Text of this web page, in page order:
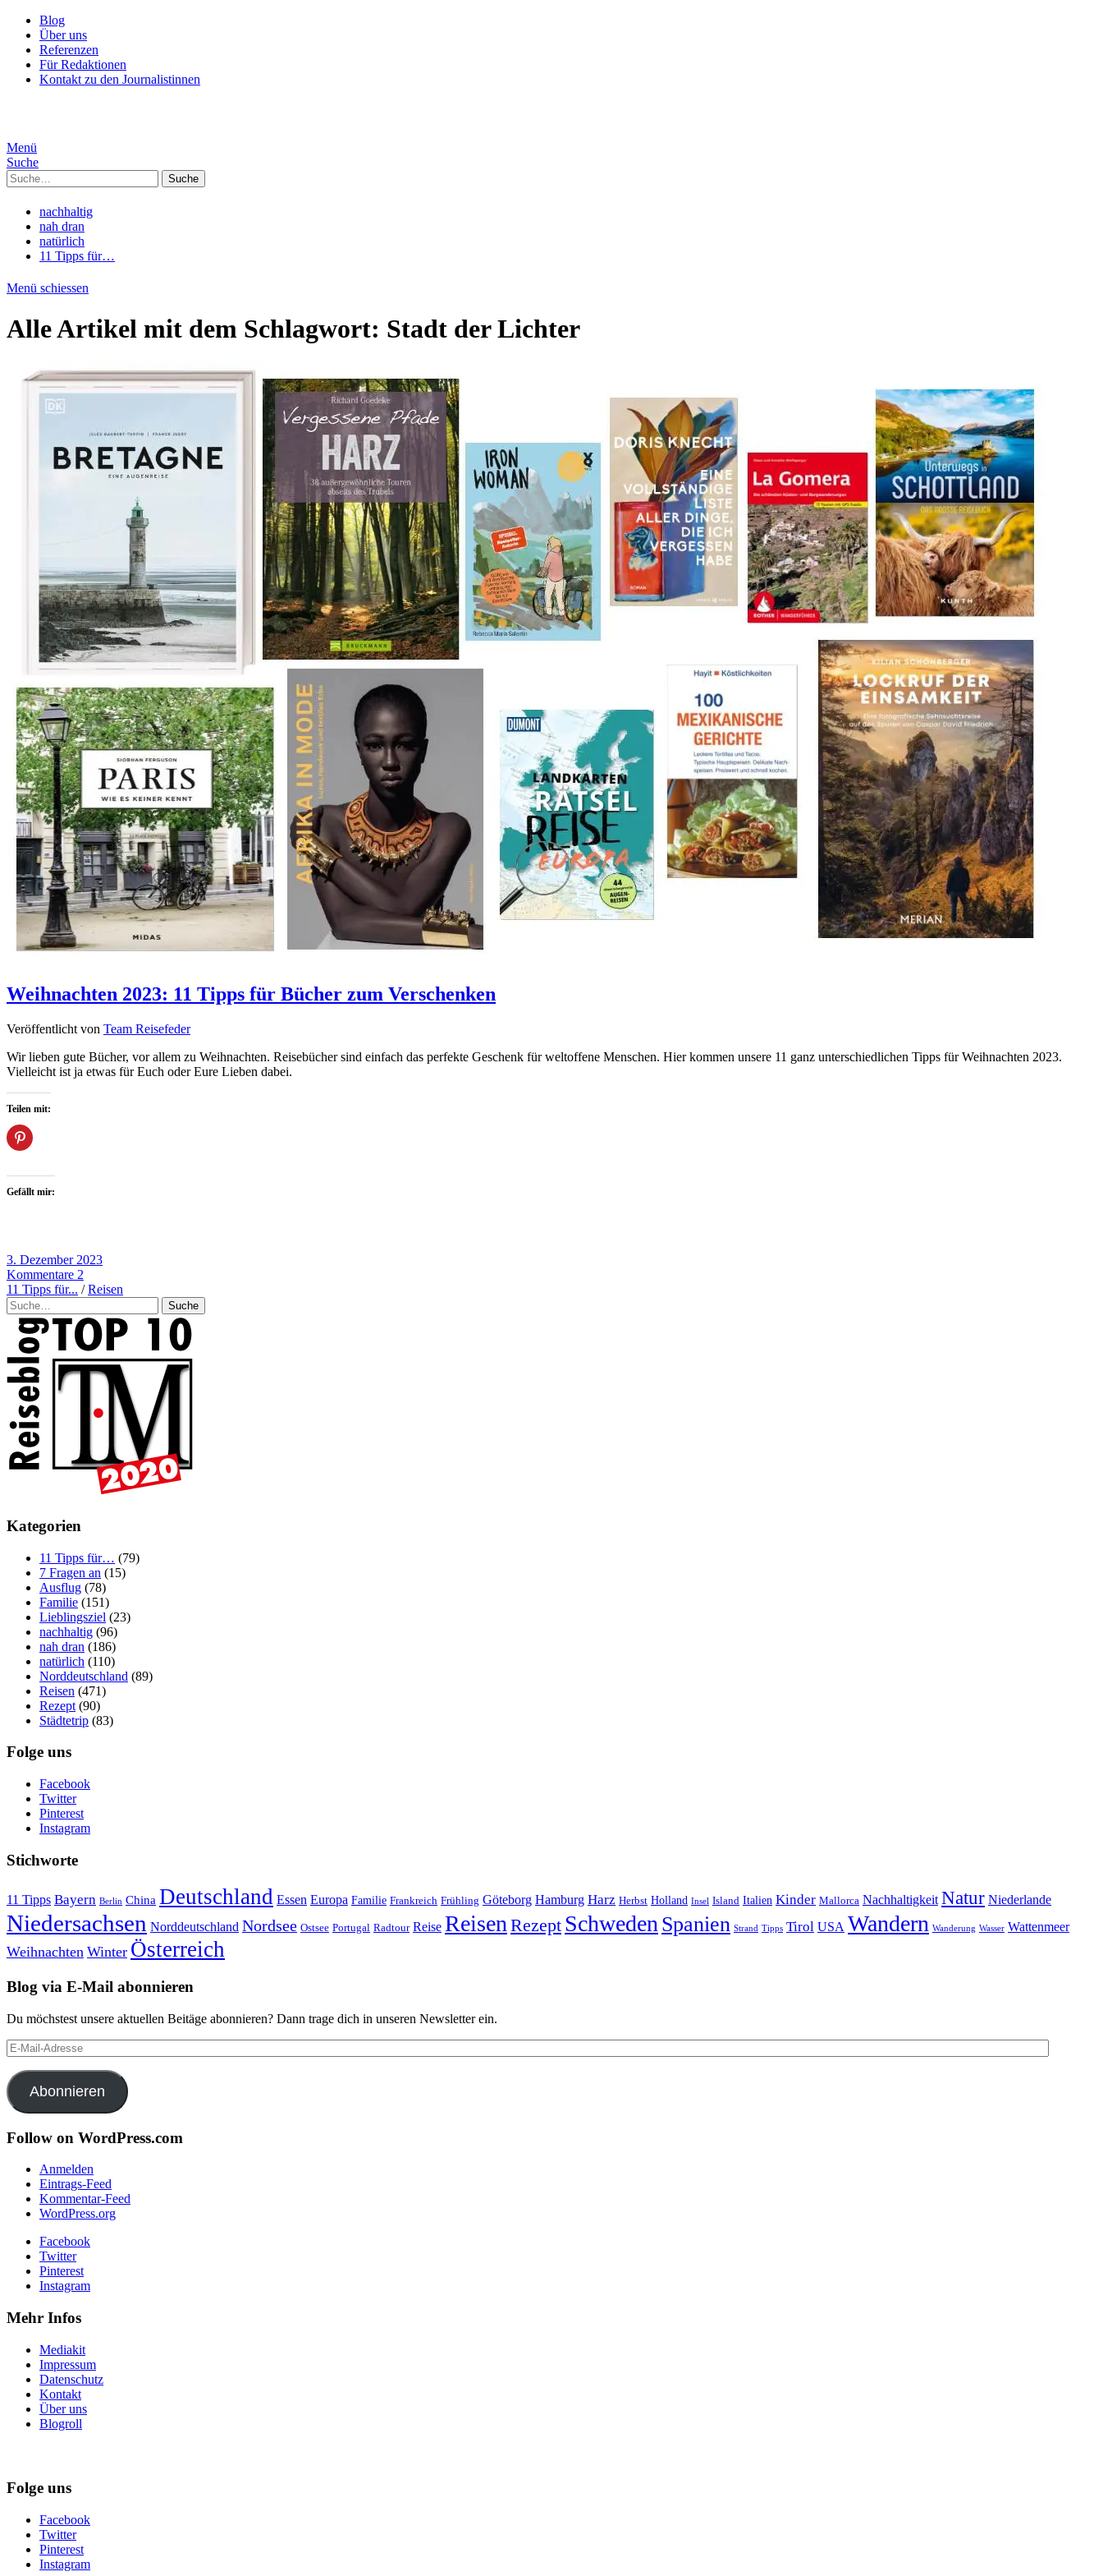
Blog
Über uns
Referenzen
Für Redaktionen
Kontakt zu den Journalistinnen
Menü
Suche
Suche
nachhaltig
nah dran
natürlich
11 Tipps für…
Menü schiessen
Alle Artikel mit dem Schlagwort: Stadt der Lichter
Weihnachten 2023: 11 Tipps für Bücher zum Verschenken
Veröffentlicht von Team Reisefeder
Wir lieben gute Bücher, vor allem zu Weihnachten. Reisebücher sind einfach das perfekte Geschenk für weltoffene Menschen. Hier kommen unsere 11 ganz unterschiedlichen Tipps für Weihnachten 2023.
Vielleicht ist ja etwas für Euch oder Eure Lieben dabei.
Teilen mit:
Gefällt mir:
3. Dezember 2023
Kommentare 2
11 Tipps für... /Reisen
Suche
Kategorien
11 Tipps für… (79)
7 Fragen an (15)
Ausflug (78)
Familie (151)
Lieblingsziel (23)
nachhaltig (96)
nah dran (186)
natürlich (110)
Norddeutschland (89)
Reisen (471)
Rezept (90)
Städtetrip (83)
Folge uns
Facebook
Twitter
Pinterest
Instagram
Stichworte
11 Tipps Bayern Berlin China Deutschland Essen Europa Familie Frankreich Frühling Göteborg Hamburg Harz Herbst Holland Insel Island Italien Kinder Mallorca Nachhaltigkeit Natur Niederlande
Niedersachsen Norddeutschland Nordsee Ostsee Portugal Radtour Reise ReisenRezept SchwedenSpanien Strand Tipps Tirol USA Wandern Wanderung Wasser Wattenmeer
Weihnachten Winter Österreich
Blog via E-Mail abonnieren
Du möchstest unsere aktuellen Beitäge abonnieren? Dann trage dich in unseren Newsletter ein.
E-
Mail-
Adresse
Abonnieren
Follow on WordPress.com
Anmelden
Eintrags-Feed
Kommentar-Feed
WordPress.org
Facebook
Twitter
Pinterest
Instagram
Mehr Infos
Mediakit
Impressum
Datenschutz
Kontakt
Über uns
Blogroll
Folge uns
Facebook
Twitter
Pinterest
Instagram